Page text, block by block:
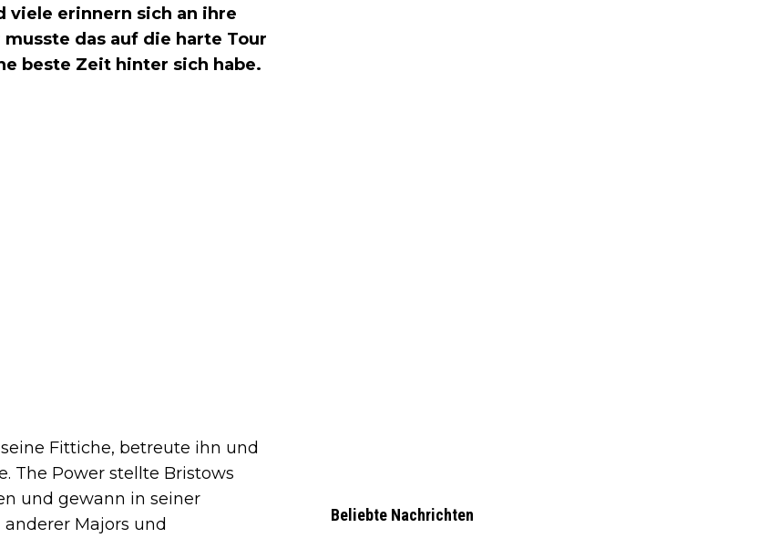
viele erinnern sich an ihre
das auf die harte Tour
beste Zeit hinter sich habe.
Fittiche, betreute ihn und
The Power stellte Bristows
und gewann in seiner
Majors und
Beliebte Nachrichten